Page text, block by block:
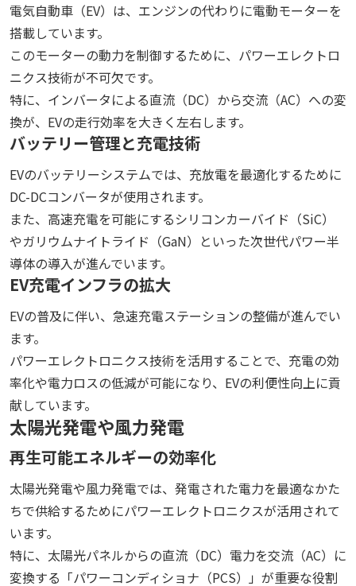
電気自動車（EV）は、エンジンの代わりに電動モーターを
搭載しています。
このモーターの動力を制御するために、パワーエレクトロ
ニクス技術が不可欠です。
特に、インバータによる直流（DC）から交流（AC）への変
換が、EVの走行効率を大きく左右します。
バッテリー管理と充電技術
EVのバッテリーシステムでは、充放電を最適化するために
DC-DCコンバータが使用されます。
また、高速充電を可能にするシリコンカーバイド（SiC）
やガリウムナイトライド（GaN）といった次世代パワー半
導体の導入が進んでいます。
EV充電インフラの拡大
EVの普及に伴い、急速充電ステーションの整備が進んでい
ます。
パワーエレクトロニクス技術を活用することで、充電の効
率化や電力ロスの低減が可能になり、EVの利便性向上に貢
献しています。
太陽光発電や風力発電
再生可能エネルギーの効率化
太陽光発電や風力発電では、発電された電力を最適なかた
ちで供給するためにパワーエレクトロニクスが活用されて
います。
特に、太陽光パネルからの直流（DC）電力を交流（AC）に
変換する「パワーコンディショナ（PCS）」が重要な役割